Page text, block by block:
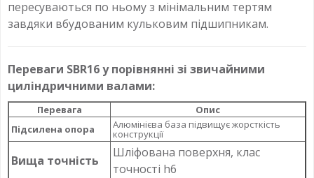
пересуваються по ньому з мінімальним тертям
завдяки вбудованим кульковим підшипникам.
Переваги SBR16 у порівнянні зі звичайними
циліндричними валами:
Перевага
Опис
Підсилена опора
Алюмінієва база підвищує жорсткість
конструкції
Вища точність
Шліфована поверхня, клас
точності h6